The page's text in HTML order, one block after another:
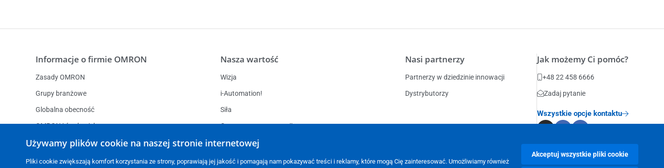
Informacje o firmie OMRON
Zasady OMRON
Grupy branżowe
Globalna obecność
OMRON i środowisko
Warunki dostawy
Zrównoważony rozwój
Nasza wartość
Wizja
i-Automation!
Siła
Centrum automatyzacji
Zakłady produkcyjne
Nasi partnerzy
Partnerzy w dziedzinie innowacji
Dystrybutorzy
Oferty pracy
Jak możemy Ci pomóc?
+48 22 458 6666
Zadaj pytanie
Wszystkie opcje kontaktu
Używamy plików cookie na naszej stronie internetowej
Pliki cookie zwiększają komfort korzystania ze strony, poprawiają jej jakość i pomagają nam pokazywać treści i reklamy, które mogą Cię zainteresować. Umożliwiamy również
Akceptuj wszystkie pliki cookie